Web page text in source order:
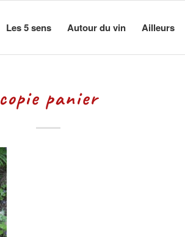
Les 5 sens Autour du vin Ailleurs
copie panier